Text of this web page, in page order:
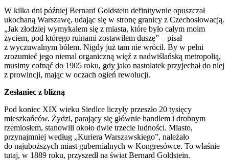
W kilka dni później Bernard Goldstein definitywnie opuszczał
ukochaną Warszawę, udając się w stronę granicy z Czechosłowacją.
„Jak złodziej wymykałem się z miasta, które było całym moim
życiem, pod którego ruinami zostawiłem duszę” – pisał
z wyczuwalnym bólem. Nigdy już tam nie wrócił. By w pełni
zrozumieć jego niemal organiczną więź z nadwiślańską metropolią,
musimy cofnąć do 1905 roku, gdy jako nastolatek przyjechał do niej
z prowincji, mając w oczach ogień rewolucji.
Zesłaniec z blizną
Pod koniec XIX wieku Siedlce liczyły przeszło 20 tysięcy
mieszkańców. Żydzi, parający się głównie handlem i drobnym
rzemiosłem, stanowili około dwie trzecie ludności. Miasto,
przynajmniej według „Kuriera Warszawskiego”, należało
do najuboższych miast gubernialnych w Kongresówce. To właśnie
tutaj, w 1889 roku, przyszedł na świat Bernard Goldstein.